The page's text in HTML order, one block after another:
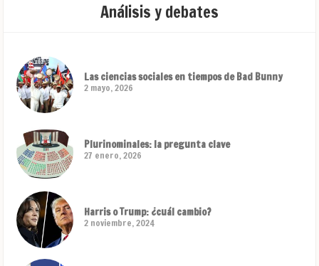
Análisis y debates
Las ciencias sociales en tiempos de Bad Bunny
2 mayo, 2026
Plurinominales: la pregunta clave
27 enero, 2026
Harris o Trump: ¿cuál cambio?
2 noviembre, 2024